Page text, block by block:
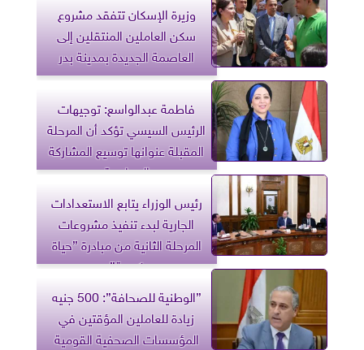
وزيرة الإسكان تتفقد مشروع
سكن العاملين المنتقلين إلى
العاصمة الجديدة بمدينة بدر
فاطمة عبدالواسع: توجيهات
الرئيس السيسي تؤكد أن المرحلة
المقبلة عنوانها توسيع المشاركة
السياسية
رئيس الوزراء يتابع الاستعدادات
الجارية لبدء تنفيذ مشروعات
المرحلة الثانية من مبادرة ”حياة
كريمة”
”الوطنية للصحافة”: 500 جنيه
زيادة للعاملين المؤقتين في
المؤسسات الصحفية القومية